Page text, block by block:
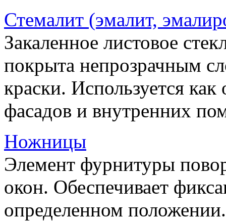
Стемалит (эмалит,
Закаленное листовое
покрыта непрозрачным
краски. Используется
фасадов и внутренних
Ножницы
Элемент фурнитуры
окон. Обеспечивает
определенном положении.